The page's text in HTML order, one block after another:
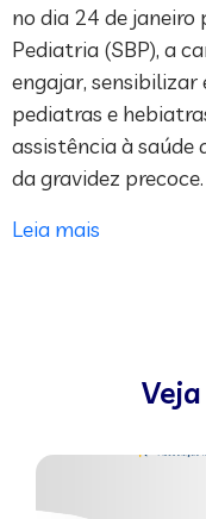
no dia 24 de janeiro
Pediatria (SBP), a
engajar,
pediatras e
assistência à saúde
da gravidez precoce.
Leia mais